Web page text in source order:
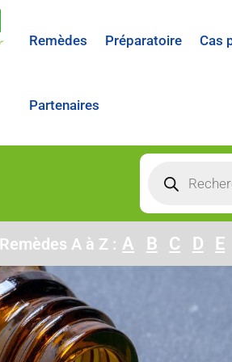
Remèdes Préparatoire Cas
Partenaires
Remèdes A à Z : A B C D E